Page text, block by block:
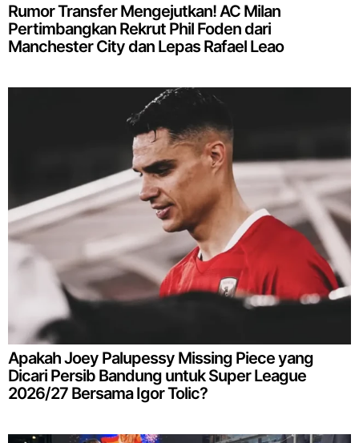
Rumor Transfer Mengejutkan! AC Milan
Pertimbangkan Rekrut Phil Foden dari
Manchester City dan Lepas Rafael Leao
Apakah Joey Palupessy Missing Piece yang
Dicari Persib Bandung untuk Super League
2026/27 Bersama Igor Tolic?